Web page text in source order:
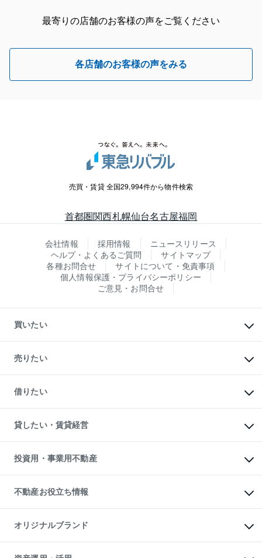
最寄りの店舗のお客様の声をご覧ください
各店舗のお客様の声をみる
売買・賃貸 全国29,994件から物件検索
首都圏関西札幌仙台名古屋福岡
会社情報 採用情報
ニュースリリース
ヘルプ・よくあるご質問
サイトマップ
各種お問合せ
サイトについて・免責事項
個人情報保護・プライバシーポリシー
ご意見・お問合せ
買いたい
新築・分譲マンションの購入
中古マンションの購入
一戸建ての購入
中古一戸建ての購入
不動産購入の流れ
注目キーワード物件特集
購入ガイド
English 繁体中文簡体中文
売りたい
一戸建ての売却・査定
土地の売却・査定
スピードAI査定
不動産査定について
不動産売却の流れ
不動産買換えの流れ
売却ガイド
借りたい
オフィス・店舗の賃貸
借りるときの流れ
借りるガイド
貸したい・賃貸経営
マンション賃料データ
賃貸管理プラン
リロケーションについて
貸すガイド
投資用・事業用不動産
事業用不動産
マンション投資
投資用マンション
アパート経営
収益物件
ビル購入（ビル一棟）
不動産お役立ち情報
マンションライブラリー
人気マンションランキング
暮らしに役立つ不動産メディア
オリジナルブランド
一棟リノベーションマンション